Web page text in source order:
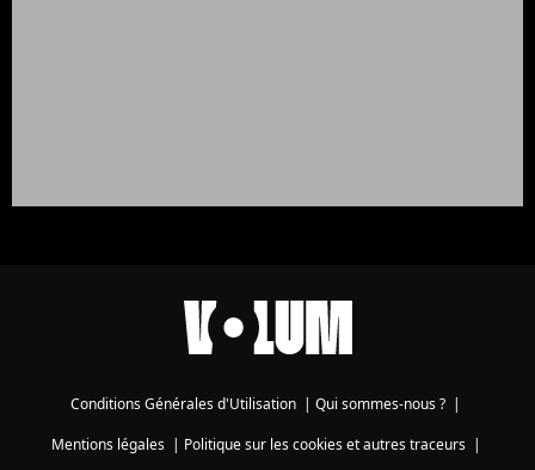
Conditions Générales d'Utilisation | Qui sommes-nous ? |
Mentions légales| Politique sur les cookies et autres traceurs|